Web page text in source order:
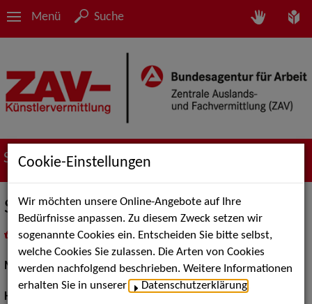
Menü Suche
Suche nach Künstler*innen
Susanne T.
als PDF speichern
inMeine Merklistelegen
Models / Werbung:Fotomodell
Haarfarbe:
Cookie-Einstellungen
Wir möchten unsere Online-Angebote auf Ihre
Bedürfnisse anpassen. Zu diesem Zweck setzen wir
sogenannte Cookies ein. Entscheiden Sie bitte selbst,
welche Cookies Sie zulassen. Die Arten von Cookies
werden nachfolgend beschrieben. Weitere Informationen
erhalten Sie in unserer
Datenschutzerklärung